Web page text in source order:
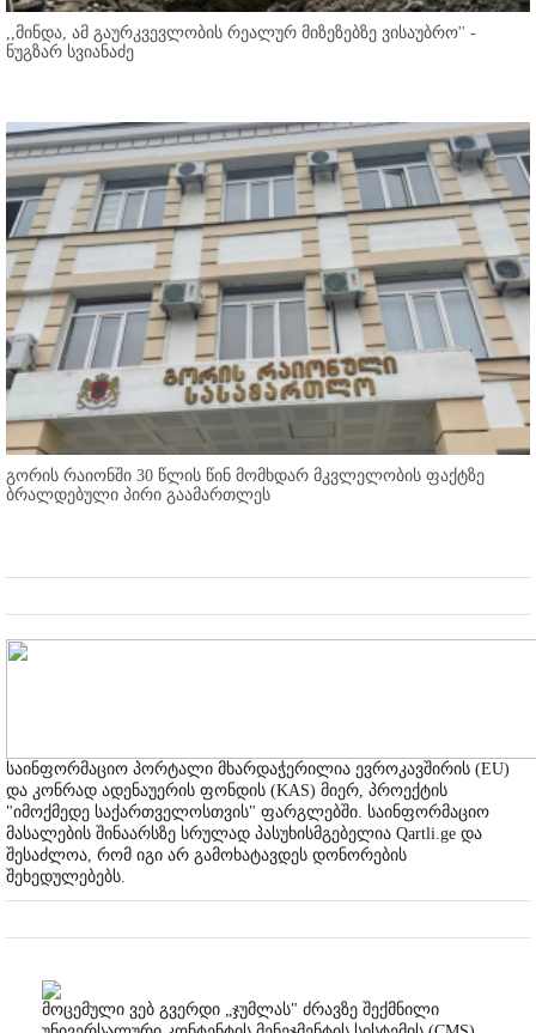
,,მინდა, ამ გაურკვევლობის რეალურ მიზეზებზე ვისაუბრო'' -
ნუგზარ სვიანაძე
გორის რაიონში 30 წლის წინ მომხდარ მკვლელობის ფაქტზე
ბრალდებული პირი გაამართლეს
საინფორმაციო პორტალი მხარდაჭერილია ევროკავშირის (EU)
და კონრად ადენაუერის ფონდის (KAS) მიერ, პროექტის
"იმოქმედე საქართველოსთვის" ფარგლებში. საინფორმაციო
მასალების შინაარსზე სრულად პასუხისმგებელია Qartli.ge და
შესაძლოა, რომ იგი არ გამოხატავდეს დონორების
შეხედულებებს.
მოცემული ვებ გვერდი „ჯუმლას" ძრავზე შექმნილი